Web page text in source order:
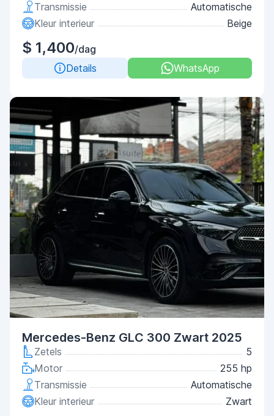
Transmissie
Automatische
Kleur interieur
Beige
$ 1,400/dag
Details
WhatsApp
Mercedes-Benz GLC 300 Zwart 2025
Zetels
5
Motor
255 hp
Transmissie
Automatische
Kleur interieur
Zwart